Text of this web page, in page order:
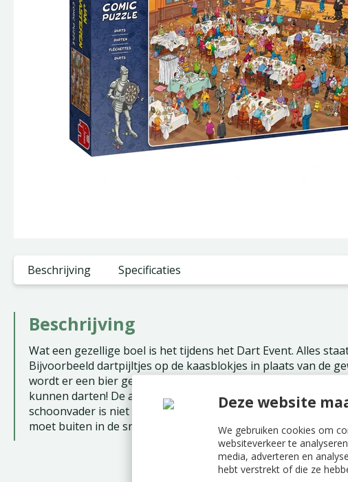
Deze website
We gebruiken cookies om
websiteverkeer te
media, adverteren en
hebt verstrekt of die ze
Beschrijving Specificaties
Beschrijving
Wat een gezellige boel is het tijdens het Dart Event. Alles
Bijvoorbeeld dartpijltjes op de kaasblokjes in plaats van de
wordt er een bier gedronken. Daar wordt het een vrolijke boel
kunnen darten! De agenten zoeken de boef maar kun jij deze
schoonvader is niet zo lief voor de schoonmoeder. De
moet buiten in de sneeuw blijven. Kun jij de haaienvin,